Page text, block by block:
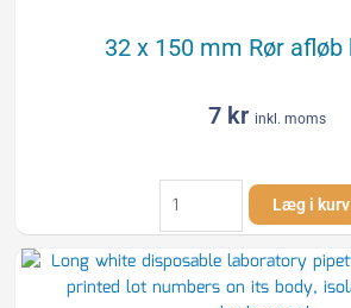
antal
32 x 150 mm Rør afløb
7 kr inkl. moms
32
150
mm
Rør
Læg i kurv